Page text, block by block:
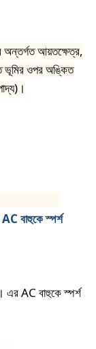
অন্তর্গত আয়তক্ষেত্র,
ভূমির ওপর অঙ্কিত
বাহুকেস্পর্শ
এরAC বাহুকেস্পর্শ